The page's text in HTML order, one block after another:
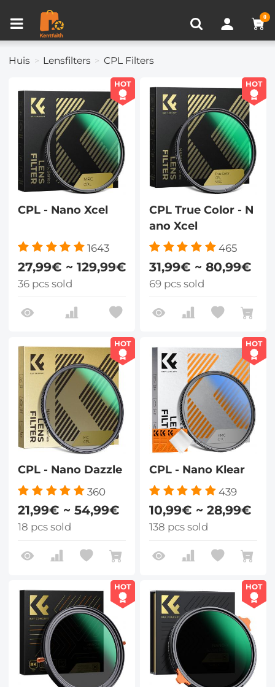
0
Huis Lensfilters CPL Filters
HOT
CPL - Nano Xcel
1643
27,99€ ~ 129,99€
36 pcs sold
HOT
CPL True Color - N
ano Xcel
465
31,99€ ~ 80,99€
69 pcs sold
HOT
CPL - Nano Dazzle
360
21,99€ ~ 54,99€
18 pcs sold
HOT
CPL - Nano Klear
439
10,99€ ~ 28,99€
138 pcs sold
HOT HOT